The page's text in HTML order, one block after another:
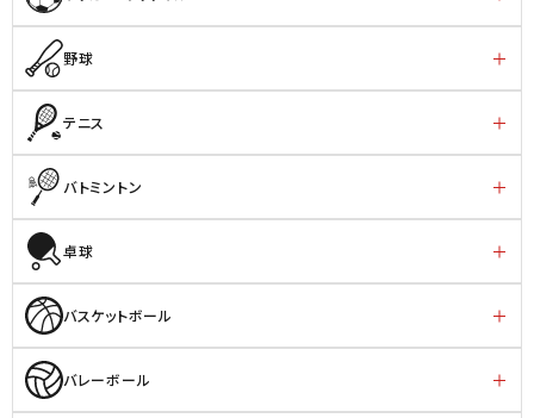
野球
テニス
バトミントン
卓球
バスケットボール
バレーボール